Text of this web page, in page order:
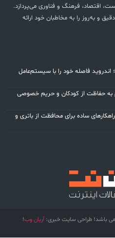
فرهنگ و فناوری می‌پردازد.
را به مخاطبان خود ارائه
فاصله خود را با سیستم‌عامل
حفاظت از کودکان و حریم خصوصی
ساده برای محافظت از باتری و
طراحی سایت خبری:آریان وب!